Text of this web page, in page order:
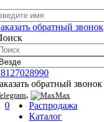
обратный звонок
обратный звонок
, Max
0
Распродажа
Каталог